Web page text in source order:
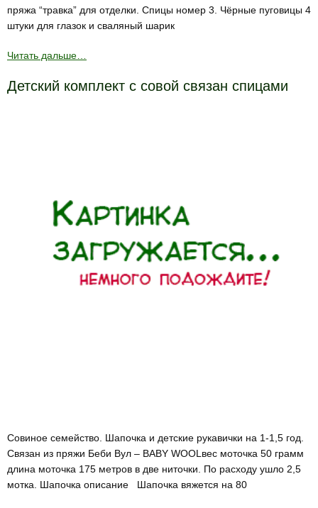
пряжа “травка” для отделки. Спицы номер 3. Чёрные пуговицы 4
штуки для глазок и сваляный шарик
Читать дальше…
Детский комплект с совой связан спицами
Совиное семейство. Шапочка и детские рукавички на 1-1,5 год.
Связан из пряжи Беби Вул – BABY WOOLвес моточка 50 грамм
длина моточка 175 метров в две ниточки. По расходу ушло 2,5
мотка. Шапочка описание Шапочка вяжется на 80